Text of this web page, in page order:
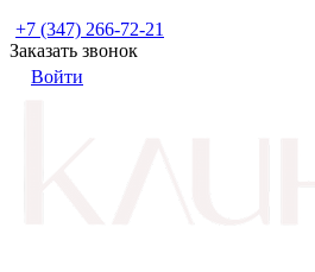
+7 (347) 266-72-21
Заказать звонок
Войти